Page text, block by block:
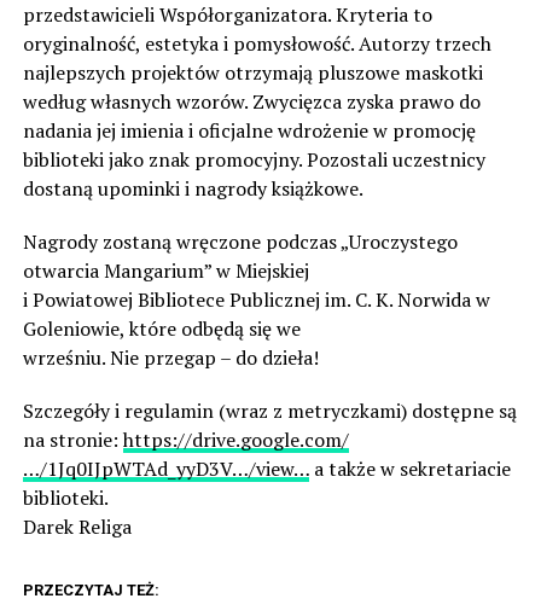
przedstawicieli Współorganizatora. Kryteria to
oryginalność, estetyka i pomysłowość. Autorzy trzech
najlepszych projektów otrzymają pluszowe maskotki
według własnych wzorów. Zwycięzca zyska prawo do
nadania jej imienia i oficjalne wdrożenie w promocję
biblioteki jako znak promocyjny. Pozostali uczestnicy
dostaną upominki i nagrody książkowe.
Nagrody zostaną wręczone podczas „Uroczystego
otwarcia Mangarium” w Miejskiej
i Powiatowej Bibliotece Publicznej im. C. K. Norwida w
Goleniowie, które odbędą się we
wrześniu. Nie przegap – do dzieła!
Szczegóły i regulamin (wraz z metryczkami) dostępne są
na stronie:https://drive.google.com/
…/1Jq0IJpWTAd_yyD3V…/view…a także w sekretariacie
biblioteki.
Darek Religa
PRZECZYTAJ TEŻ: